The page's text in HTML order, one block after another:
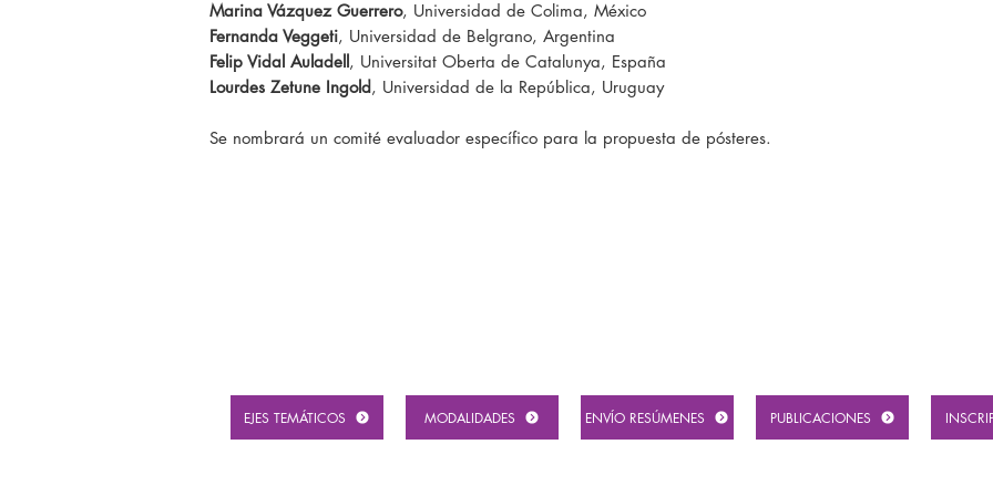
Marina Vázquez Guerrero, Universidad de Colima, México
Fernanda Veggeti, Universidad de Belgrano, Argentina
Felip Vidal Auladell, Universitat Oberta de Catalunya, España
Lourdes Zetune Ingold, Universidad de la República, Uruguay
Se nombrará un comité evaluador específico para la propuesta de pósteres.
EJES TEMÁTICOS MODALIDADES ENVÍO RESÚMENES PUBLICACIONES